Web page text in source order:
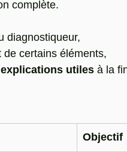
complète.
diagnostiqueur,
de certains éléments,
explications utiles à la
Objectif